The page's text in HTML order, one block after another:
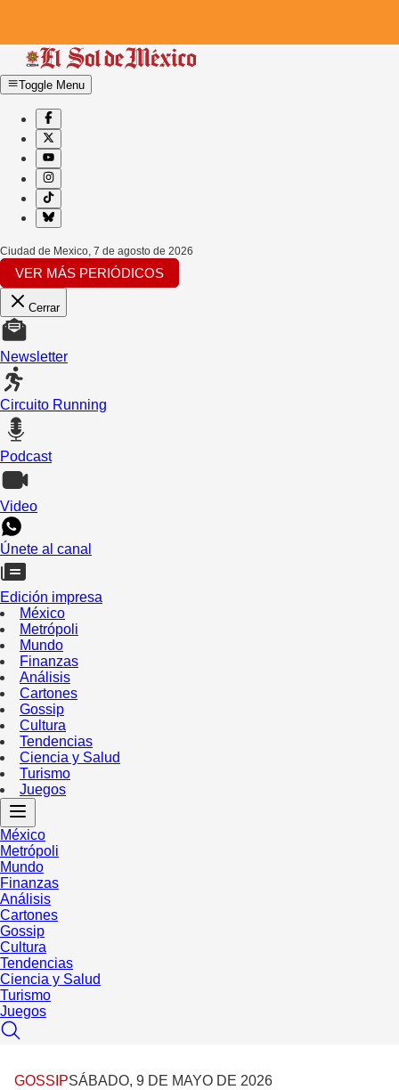
Toggle Menu
Ciudad de Mexico, 7 de agosto de 2026
VER MÁS PERIÓDICOS
Cerrar
Newsletter
Circuito Running
Podcast
Video
Únete al canal
Edición impresa
México
Metrópoli
Mundo
Finanzas
Análisis
Cartones
Gossip
Cultura
Tendencias
Ciencia y Salud
Turismo
Juegos
México
Metrópoli
Mundo
Finanzas
Análisis
Cartones
Gossip
Cultura
Tendencias
Ciencia y Salud
Turismo
Juegos
GOSSIPSÁBADO, 9 DE MAYO DE 2026